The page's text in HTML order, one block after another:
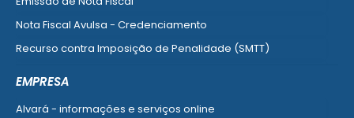
Nota Fiscal Avulsa - Credenciamento
Recurso contra Imposição de Penalidade (SMTT)
EMPRESA
Alvará - informações e serviços online